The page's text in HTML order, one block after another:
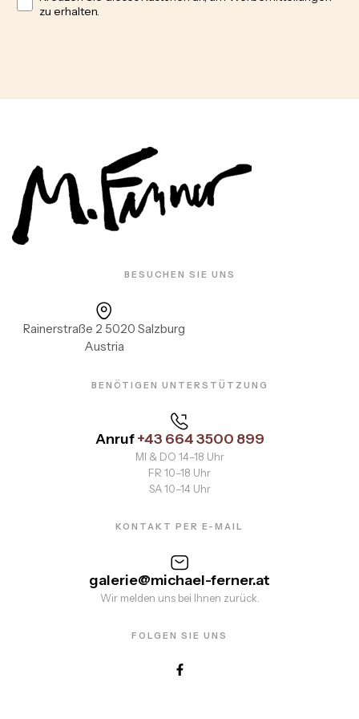
zu erhalten.
BESUCHEN SIE UNS
Rainerstraße 2 5020 Salzburg
Austria
BENÖTIGEN UNTERSTÜTZUNG
Anruf+43 664 3500 899
MI & DO 14–18 Uhr
FR 10–18 Uhr
SA 10–14 Uhr
KONTAKT PER E-MAIL
galerie@michael-ferner.at
Wir melden uns bei Ihnen zurück.
FOLGEN SIE UNS